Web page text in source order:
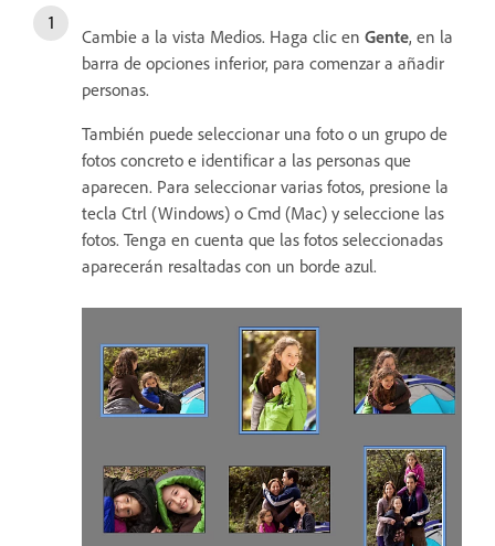
Cambie a la vista Medios. Haga clic en Gente, en la
barra de opciones inferior, para comenzar a añadir
personas.
También puede seleccionar una foto o un grupo de
fotos concreto e identificar a las personas que
aparecen. Para seleccionar varias fotos, presione la
tecla Ctrl (Windows) o Cmd (Mac) y seleccione las
fotos. Tenga en cuenta que las fotos seleccionadas
aparecerán resaltadas con un borde azul.